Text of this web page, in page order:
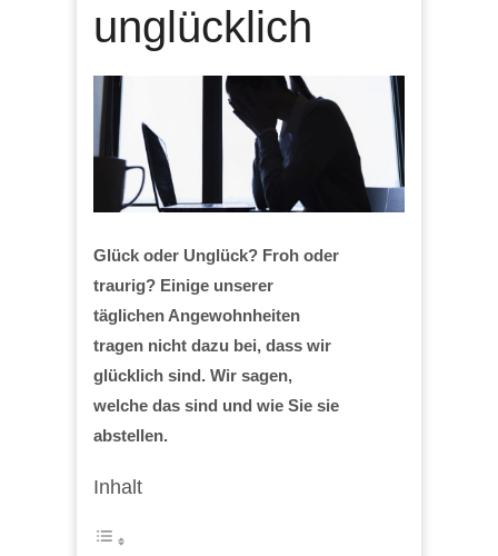
unglücklich
Glück oder Unglück? Froh oder
traurig? Einige unserer
täglichen Angewohnheiten
tragen nicht dazu bei, dass wir
glücklich sind. Wir sagen,
welche das sind und wie Sie sie
abstellen.
Inhalt